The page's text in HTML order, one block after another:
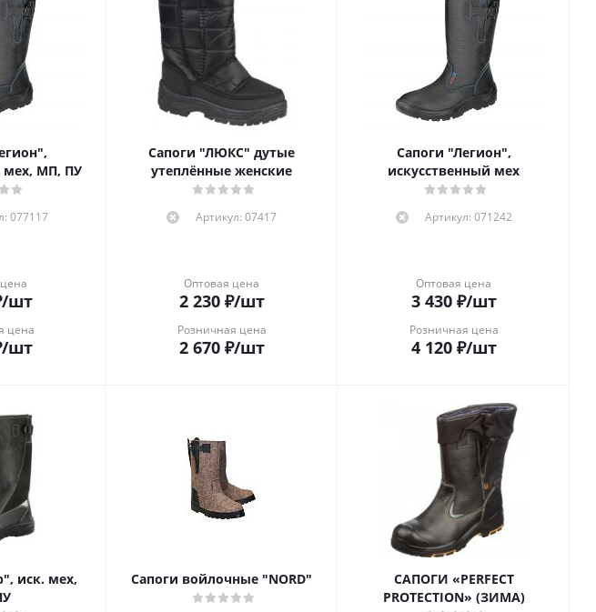
мех, МП, ПУ
077117
/шт
цена
/шт
Сапоги "ЛЮКС" дутые
утеплённые женские
Артикул: 07417
Оптовая цена
2 230₽/шт
Розничная цена
2 670₽/шт
Сапоги "Легион",
искусственный мех
Артикул: 071242
Оптовая цена
3 430₽/шт
Розничная цена
4 120₽/шт
иск. мех,
Сапоги войлочные "NORD"
САПОГИ «PERFECT
PROTECTION» (ЗИМА)